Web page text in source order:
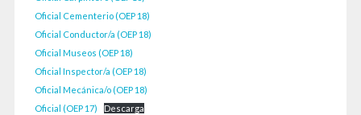
Oficial Cementerio (OEP 18)
Oficial Conductor/a (OEP 18)
Oficial Museos (OEP 18)
Oficial Inspector/a (OEP 18)
Oficial Mecánica/o (OEP 18)
Oficial (OEP 17)
Descarga